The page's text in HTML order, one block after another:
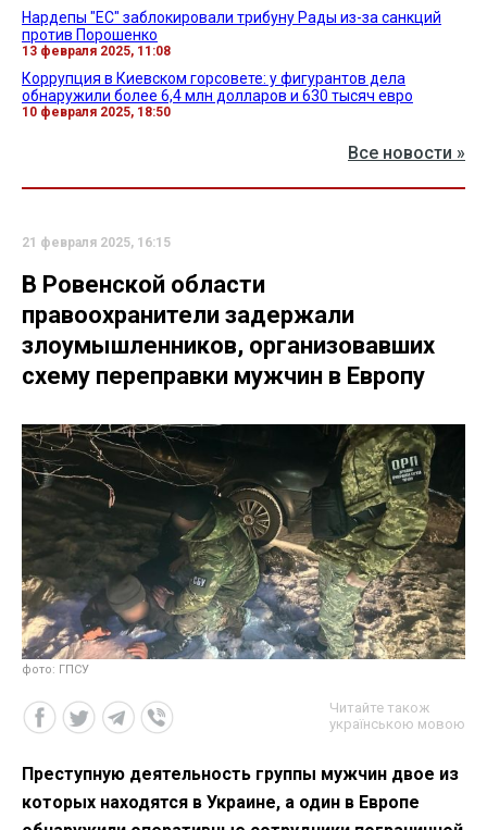
Нардепы "ЕС" заблокировали трибуну Рады из-за санкций
против Порошенко
13 февраля 2025, 11:08
Коррупция в Киевском горсовете: у фигурантов дела
обнаружили более 6,4 млн долларов и 630 тысяч евро
10 февраля 2025, 18:50
Все новости »
21 февраля 2025, 16:15
В Ровенской области
правоохранители задержали
злоумышленников, организовавших
схему переправки мужчин в Европу
фото: ГПСУ
Читайте також
українською мовою
Преступную деятельность группы мужчин двое из
которых находятся в Украине, а один в Европе